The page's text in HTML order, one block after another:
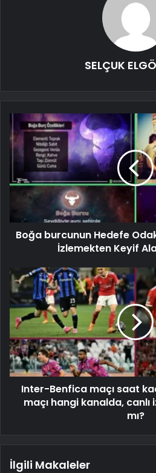
SELÇUK
Boğa burcunun Hedefe
İzlemekten Keyif
Inter-Benfica maçı saat
maçı hangi kanalda,
mı?
İlgili Makaleler